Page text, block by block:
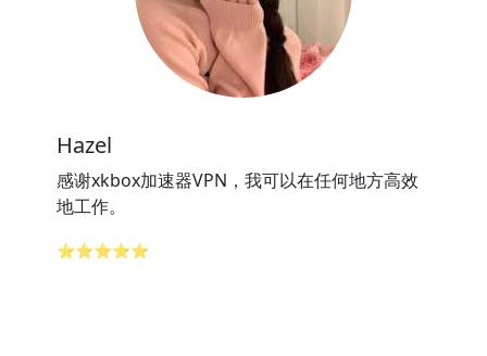
Hazel
感谢xkbox加速器VPN，我可以在任何地方高效
地工作。
⭐⭐⭐⭐⭐